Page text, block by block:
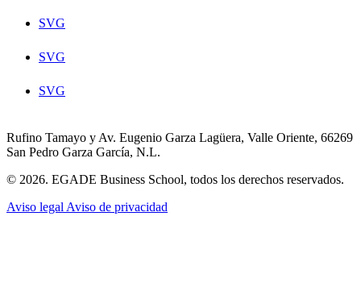
SVG
SVG
SVG
Rufino Tamayo y Av. Eugenio Garza Lagüera, Valle Oriente, 66269
San Pedro Garza García, N.L.
© 2026. EGADE Business School, todos los derechos reservados.
Aviso legal Aviso de privacidad